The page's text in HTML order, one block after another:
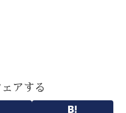
アする